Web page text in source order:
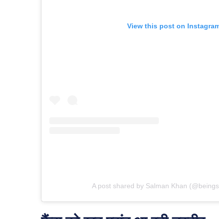
View this post on
A post shared by Salman Khan